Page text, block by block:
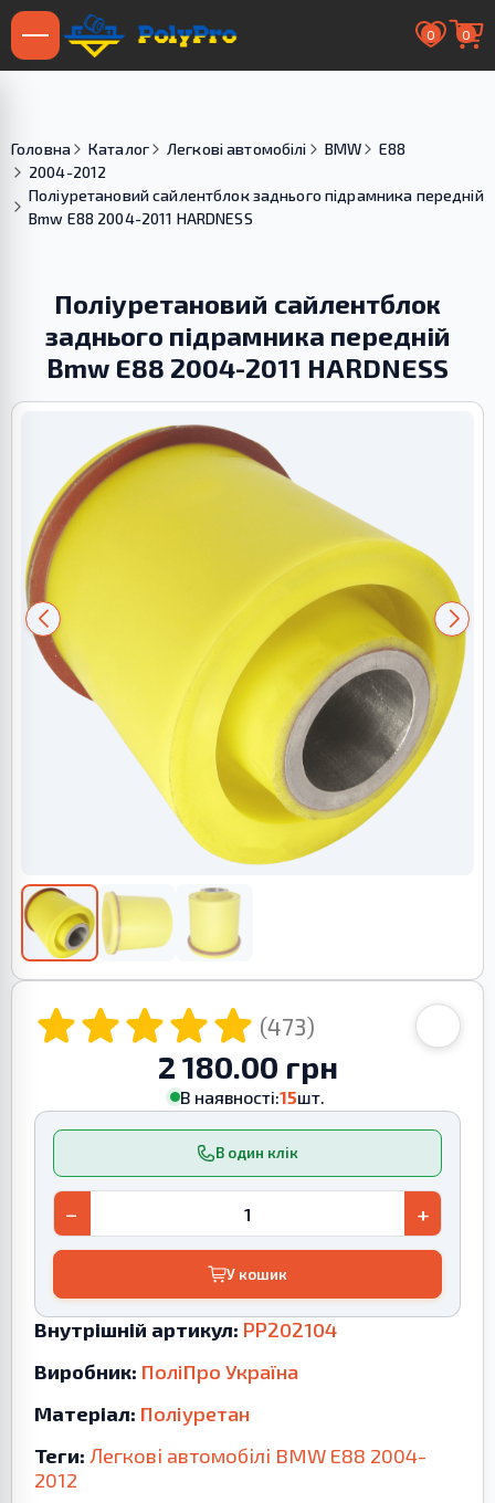
0 0
Головна Каталог Легкові автомобілі BMW
E88
2004-2012
Поліуретановий сайлентблок заднього підрамника передній
Bmw E88 2004-2011 HARDNESS
Поліуретановий сайлентблок
заднього підрамника передній
Bmw E88 2004-2011 HARDNESS
(473)
2 180.00 грн
В наявності:15шт.
В один клік
− +
У кошик
Внутрішній артикул: PP202104
Виробник: ПоліПро Україна
Матеріал: Поліуретан
Теги: Легкові автомобілі BMW E88 2004-
2012